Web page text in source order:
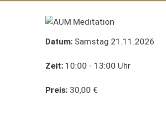
Datum:Samstag 21.11.2026
Zeit:10:00 - 13:00 Uhr
Preis:30,00 €